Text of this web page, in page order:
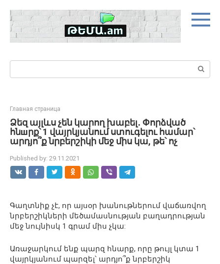
content
Search:
Главная страница
Ձեզ այլևս չեն կարող խաբել․ Փորձված
հնшրք՝ 1 վայրկյանում ստուգելու համար՝
արդյո՞ք նրբերշիկի մեջ միս կա, թե՝ ոչ
Published by: 29.11.2021
Գաղտնիք չէ, որ այսօր խանութներում վաճառվող
նրբերշիկների մեծամասնության բաղադրության
մեջ նույնիսկ 1 գրամ միս չկա:
Առաջարկում ենք պարզ հնարք, որը թույլ կտա 1
վայրկյանում պարզել՝ արդյո՞ք նրբերշիկ